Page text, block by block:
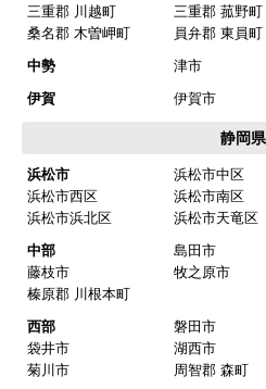
三重郡 川越町
三重郡 菰野町
桑名郡 木曽岬町
員弁郡 東員町
中勢
津市
伊賀
伊賀市
静岡県
浜松市 浜松市中区
浜松市西区
浜松市南区
浜松市浜北区
浜松市天竜区
中部
島田市
藤枝市
牧之原市
榛原郡 川根本町
西部
磐田市
袋井市
湖西市
菊川市
周智郡 森町